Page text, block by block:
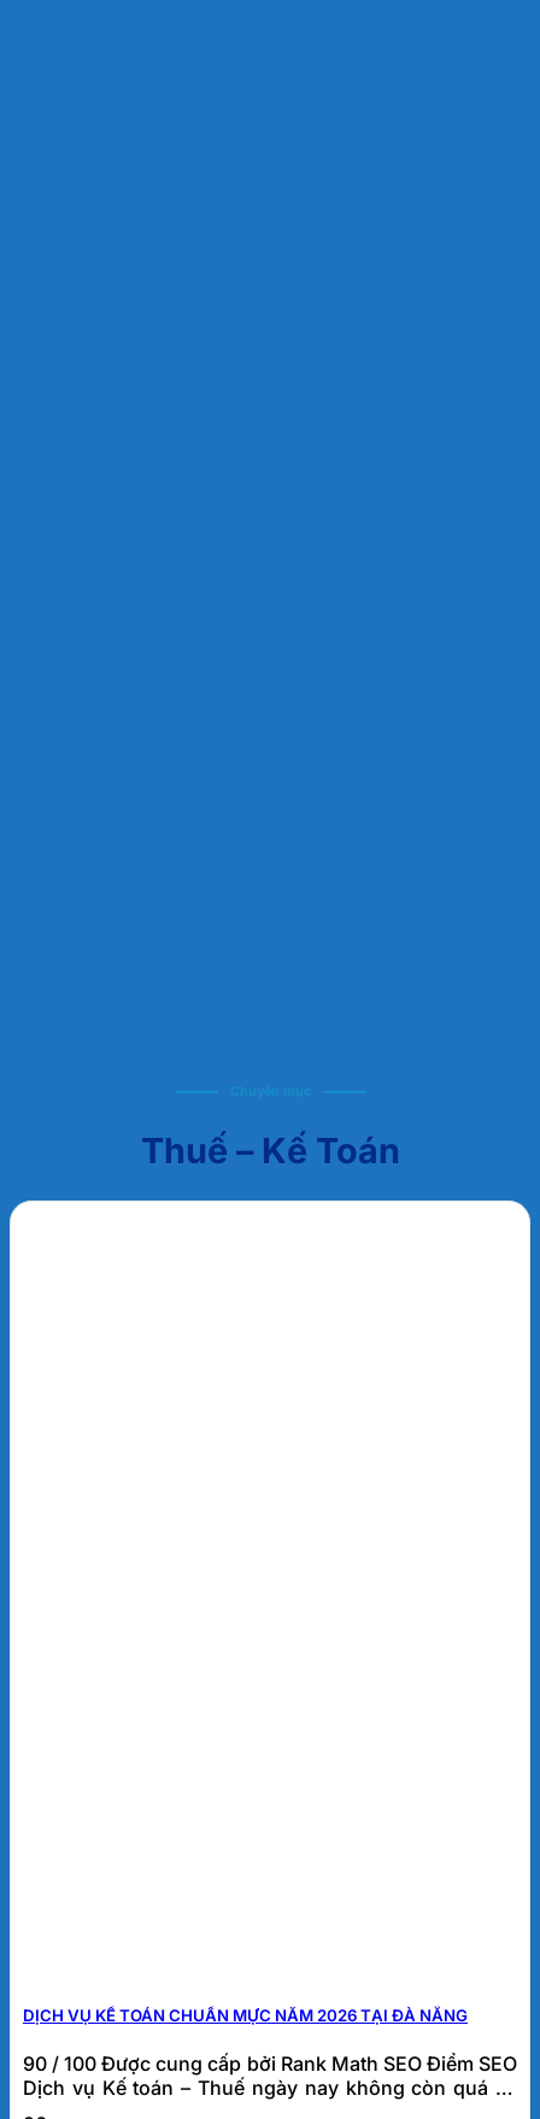
Chuyên mục
Thuế – Kế Toán
DỊCH VỤ KẾ TOÁN CHUẨN MỰC NĂM 2026 TẠI ĐÀ NẴNG
90 / 100 Được cung cấp bởi Rank Math SEO Điểm SEO
Dịch vụ Kế toán – Thuế ngày nay không còn quá xa
lạ. Đặc biệt đối với các công ty mới thành lập hay